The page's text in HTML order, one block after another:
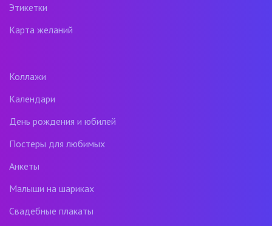
Этикетки
Карта желаний
Коллажи
Календари
День рождения и юбилей
Постеры для любимых
Анкеты
Малыши на шариках
Свадебные плакаты